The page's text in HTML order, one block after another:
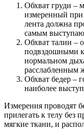
Обхват груди –
измеренный
лента должна
самым
Обхват талии –
подвздошными
нормальном
расслабленным
Обхват бедер –
наиболее
Измерения проводят
прилегать к телу без
мягкие ткани, и